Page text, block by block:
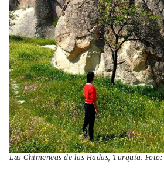
Las Chimeneas de las Hadas, Turquía. Foto: